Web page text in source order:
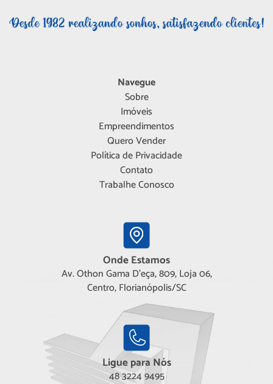
Navegue
Sobre
Imóveis
Empreendimentos
Quero Vender
Política de Privacidade
Contato
Trabalhe Conosco
Onde Estamos
Av. Othon Gama D'eça, 809, Loja 06,
Centro, Florianópolis/SC
Ligue para Nós
48 3224 9495